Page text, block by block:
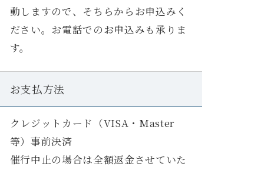
動しますので、そちらからお申込みく
ださい。お電話でのお申込みも承りま
す。
お支払方法
クレジットカード（VISA・Master
等）事前決済
催行中止の場合は全額返金させていた